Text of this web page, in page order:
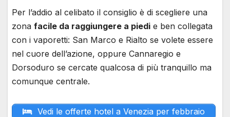
Per l’addio al celibato il consiglio è di scegliere una
zona facile da raggiungere a piedi e ben collegata
con i vaporetti: San Marco e Rialto se volete essere
nel cuore dell’azione, oppure Cannaregio e
Dorsoduro se cercate qualcosa di più tranquillo ma
comunque centrale.
Vedi le offerte hotel a Venezia per febbraio